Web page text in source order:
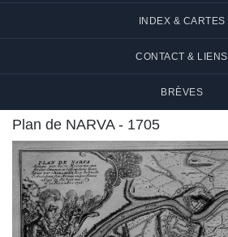
INDEX & CARTES
CONTACT & LIENS
BRÈVES
Plan de NARVA - 1705